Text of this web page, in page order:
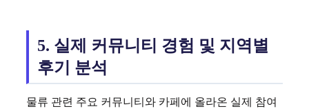
5. 실제 커뮤니티 경험 및 지역별
후기 분석
물류 관련 주요 커뮤니티와 카페에 올라온 실제 참여